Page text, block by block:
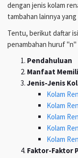
dengan jenis kolam
tambahan lainnya
Tentu, berikut daftar
penambahan huruf
Pendahuluan
Manfaat
Jenis-Jenis
Kolam
Kolam
Kolam
Kolam
Kolam
Faktor-Faktor